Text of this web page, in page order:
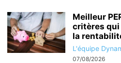
Meilleur
critères
la
L'équipe
07/08/2026